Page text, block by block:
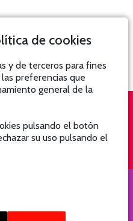
de cookies
y de terceros para fines
preferencias que
general de la
pulsando el botón
su uso pulsando el